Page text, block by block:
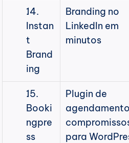
.
Instan
t
Brand
ing
Branding no
LinkedIn em
minutos
.
Booki
ngpre
ss
Plugin de
para